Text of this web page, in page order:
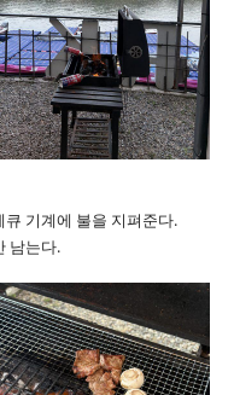
기계에 불을 지펴준다.
남는다.